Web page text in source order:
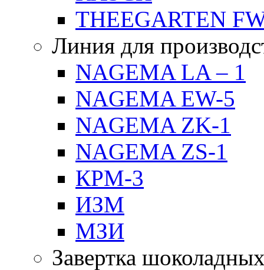
THEEGARTEN
Линия для
NAGEMA LA – 1
NAGEMA EW-5
NAGEMA ZK-1
NAGEMA ZS-1
КРМ-3
ИЗМ
МЗИ
Завертка